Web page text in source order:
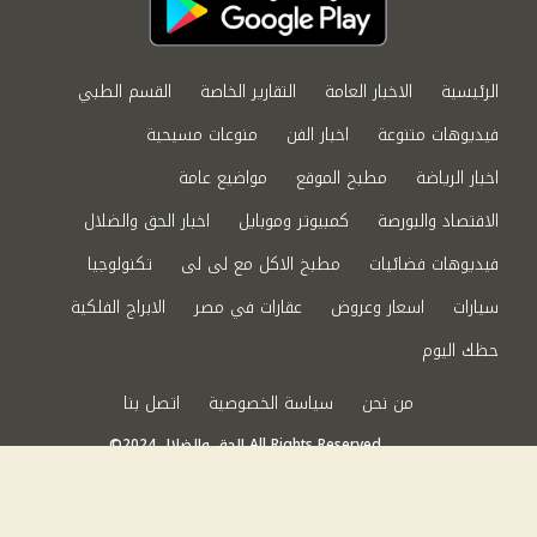
الرئيسية الاخبار العامة التقارير الخاصة
القسم الطبي
فيديوهات متنوعة
اخبار الفن
منوعات مسيحية
اخبار الرياضة
مطبخ الموقع
مواضيع عامة
الاقتصاد والبورصة
كمبيوتر وموبايل
اخبار الحق والضلال
فيديوهات فضائيات
مطبخ الاكل مع لى لى
تكنولوجيا
سيارات
اسعار وعروض عقارات في مصر
الابراج الفلكية
حظك اليوم
من نحن
سياسة الخصوصية اتصل بنا
©2024 الحق والضلال All Rights Reserved.